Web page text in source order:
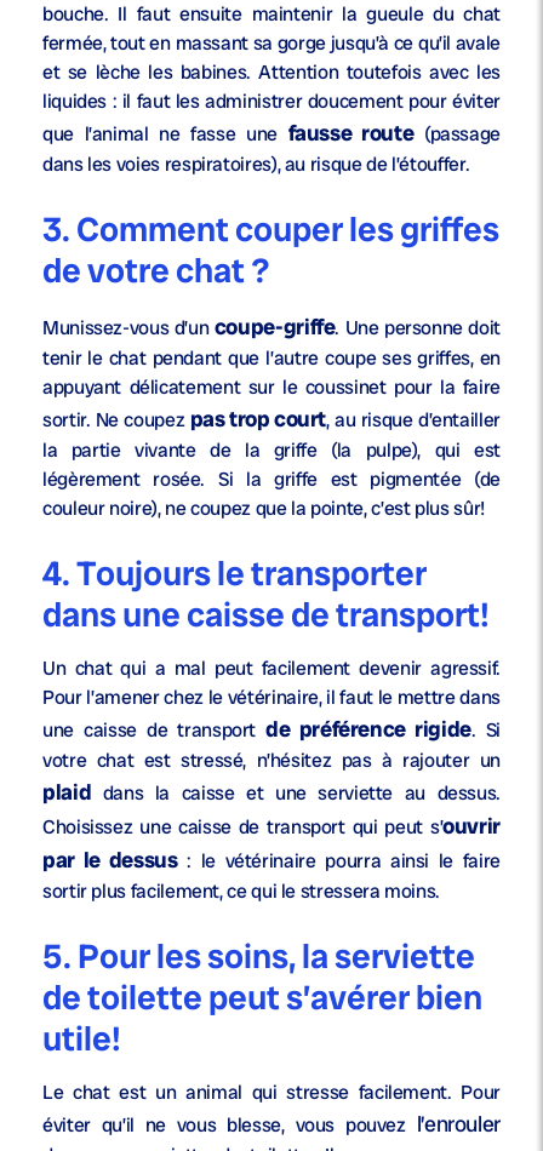
bouche. Il faut ensuite maintenir la gueule du chat
fermée, tout en massant sa gorge jusqu’à ce qu’il avale
et se lèche les babines. Attention toutefois avec les
liquides : il faut les administrer doucement pour éviter
que l’animal ne fasse une fausse route(passage
dans les voies respiratoires), au risque de l’étouffer.
3. Comment couper les griffes
de votre chat ?
Munissez-vous d’uncoupe-griffe. Une personne doit
tenir le chat pendant que l’autre coupe ses griffes, en
appuyant délicatement sur le coussinet pour la faire
sortir. Ne coupez pas trop court, au risque d’entailler
la partie vivante de la griffe (la pulpe), qui est
légèrement rosée. Si la griffe est pigmentée (de
couleur noire), ne coupez que la pointe, c’est plus sûr!
4. Toujours le transporter
dans une caisse de transport!
Un chat qui a mal peut facilement devenir agressif.
Pour l’amener chez le vétérinaire, il faut le mettre dans
une caisse de transportde préférence rigide. Si
votre chat est stressé, n’hésitez pas à rajouter un
plaid dans la caisse et une serviette au dessus.
Choisissez une caisse de transport qui peut s’ouvrir
par le dessus: le vétérinaire pourra ainsi le faire
sortir plus facilement, ce qui le stressera moins.
5. Pour les soins, la serviette
de toilette peut s’avérer bien
utile!
Le chat est un animal qui stresse facilement. Pour
éviter qu’il ne vous blesse, vous pouvez l’enrouler